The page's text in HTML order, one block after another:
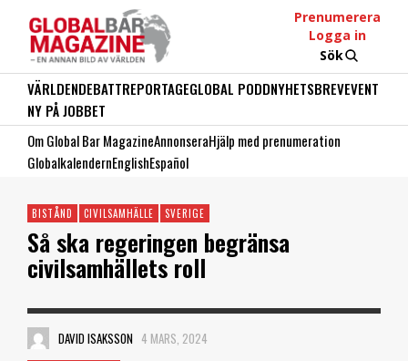
Prenumerera
Logga in
Sök
VÄRLDENDEBATTREPORTAGEGLOBAL PODDNYHETSBREVEVENT
NY PÅ JOBBET
Om Global Bar MagazineAnnonseraHjälp med prenumeration
GlobalkalendernEnglishEspañol
BISTÅND CIVILSAMHÄLLE SVERIGE
Så ska regeringen begränsa
civilsamhällets roll
DAVID ISAKSSON 4 MARS, 2024